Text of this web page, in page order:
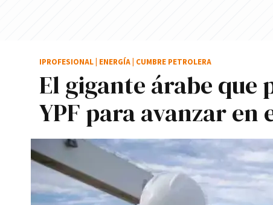
El gigante árabe que
YPF para avanzar en
IPROFESIONAL ENERGÍA CUMBRE PETROLERA